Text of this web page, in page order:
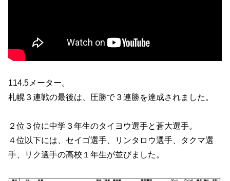
114.5メーター。
札幌３連戦の最後は、圧勝で３連勝を達成されました。
２位３位に中学３年生のタイヨウ選手と蒼大選手。
４位以下には、セイゴ選手、リンタロウ選手、タクマ選
手、リク選手の高校１年生が並びました。